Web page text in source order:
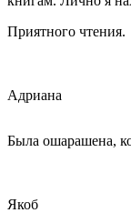
Приятного чтения.
Адриана
Была ошарашена,
Якоб